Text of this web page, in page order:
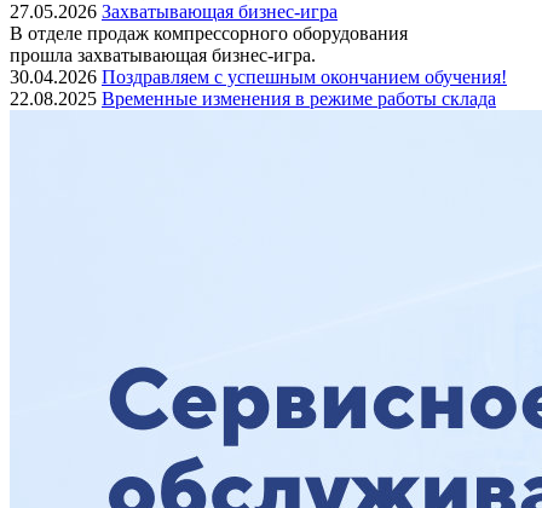
27.05.2026 Захватывающая бизнес-игра
В отделе продаж компрессорного оборудования
прошла захватывающая бизнес-игра.
30.04.2026 Поздравляем с успешным окончанием обучения!
22.08.2025 Временные изменения в режиме работы склада